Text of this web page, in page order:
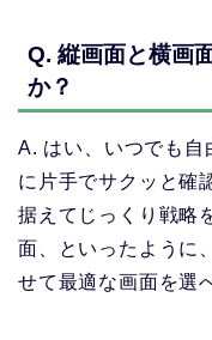
Q. 縦画面と横画
か？
A. はい、いつでも自
に片手でサクッと確
据えてじっくり戦略
面、といったように
せて最適な画面を選